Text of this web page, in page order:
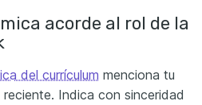
acorde al rol de la
del currículum menciona tu
Indica con sinceridad